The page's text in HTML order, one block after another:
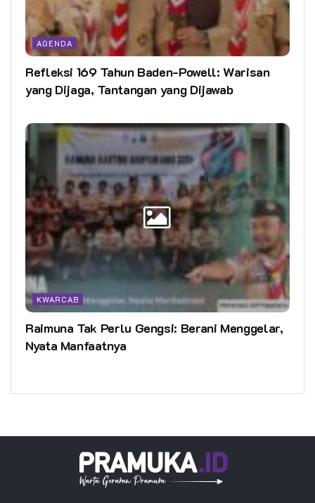
AGENDA
Refleksi 169 Tahun Baden-Powell: Warisan
yang Dijaga, Tantangan yang Dijawab
KWARCAB
Raimuna Tak Perlu Gengsi: Berani Menggelar,
Nyata Manfaatnya